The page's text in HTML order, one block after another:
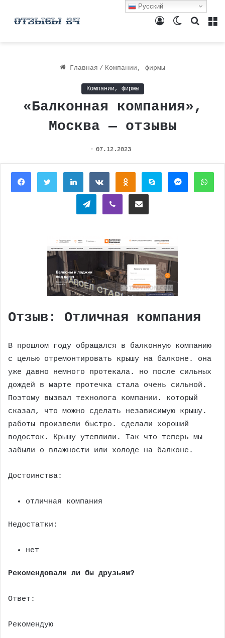
Поиск
Switch
Войти
Главная / Компании, фирмы
Компании, фирмы
«Балконная компания»,
Москва — отзывы
07.12.2023
FacebookTwitterLinkedInВконтактеОдноклассники
Skype Messenger
TelegramViber Поделиться через электронную почту
Отзыв: Отличная компания
В прошлом году обращался в балконную компанию
с целью отремонтировать крышу на балконе. она
уже давно немного протекала. но после сильных
дождей в марте протечка стала очень сильной.
Поэтому вызвал технолога компании. который
сказал, что можно сделать независимую крышу.
работы произвели быстро. сделали хороший
водосток. Крышу утеплили. Так что теперь мы
забыли о влажности или холоде на балконе.
Достоинства:
отличная компания
Недостатки:
нет
Рекомендовали ли бы друзьям?
Ответ:
Рекомендую
Русский